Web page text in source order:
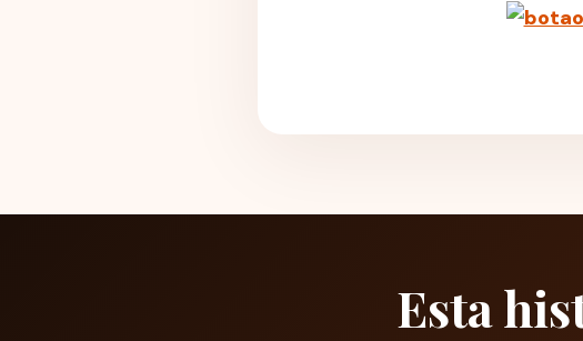
Esta